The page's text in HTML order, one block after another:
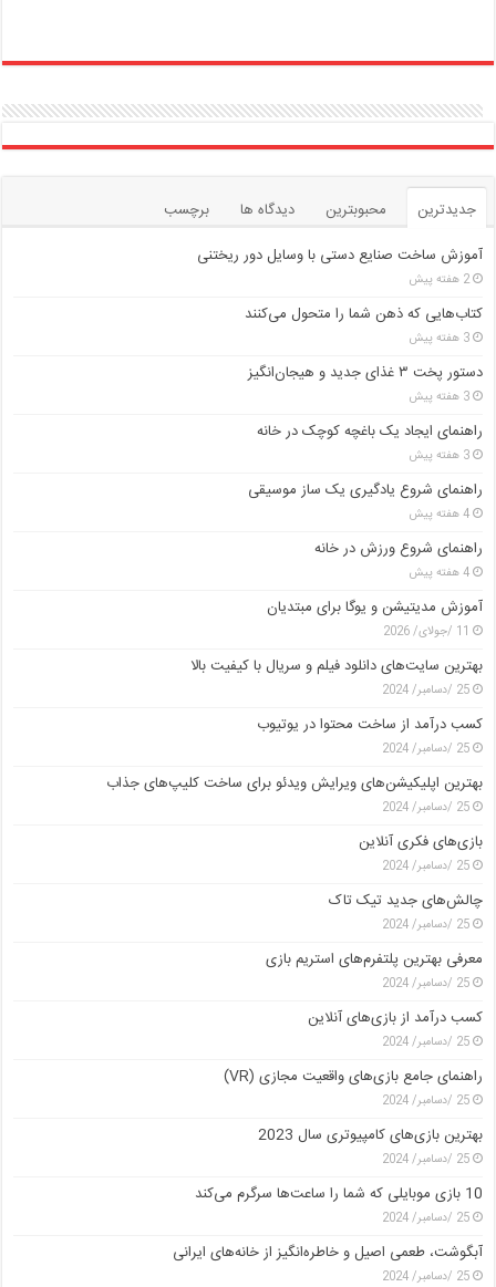
جدیدترین محبوبترین دیدگاه ها
برچسب
آموزش ساخت صنایع دستی با وسایل دور ریختنی
2 هفته پیش
کتاب‌هایی که ذهن شما را متحول می‌کنند
3 هفته پیش
دستور پخت ۳ غذای جدید و هیجان‌انگیز
3 هفته پیش
راهنمای ایجاد یک باغچه کوچک در خانه
3 هفته پیش
راهنمای شروع یادگیری یک ساز موسیقی
4 هفته پیش
راهنمای شروع ورزش در خانه
4 هفته پیش
آموزش مدیتیشن و یوگا برای مبتدیان
11 /جولای/ 2026
بهترین سایت‌های دانلود فیلم و سریال با کیفیت بالا
25 /دسامبر/ 2024
کسب درآمد از ساخت محتوا در یوتیوب
25 /دسامبر/ 2024
بهترین اپلیکیشن‌های ویرایش ویدئو برای ساخت کلیپ‌های جذاب
25 /دسامبر/ 2024
بازی‌های فکری آنلاین
25 /دسامبر/ 2024
چالش‌های جدید تیک تاک
25 /دسامبر/ 2024
معرفی بهترین پلتفرم‌های استریم بازی
25 /دسامبر/ 2024
کسب درآمد از بازی‌های آنلاین
25 /دسامبر/ 2024
راهنمای جامع بازی‌های واقعیت مجازی (VR)
25 /دسامبر/ 2024
بهترین بازی‌های کامپیوتری سال 2023
25 /دسامبر/ 2024
10 بازی موبایلی که شما را ساعت‌ها سرگرم می‌کند
25 /دسامبر/ 2024
آبگوشت، طعمی اصیل و خاطره‌انگیز از خانه‌های ایرانی
25 /دسامبر/ 2024